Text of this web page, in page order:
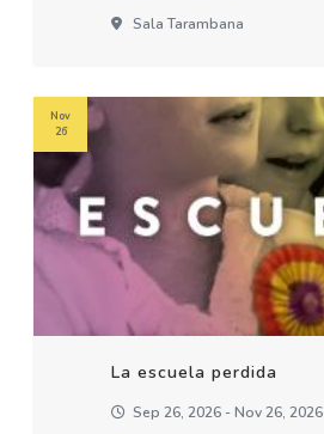
Sala Tarambana
La escuela perdida
Sep 26, 2026 - Nov 26, 2026
Nov
26